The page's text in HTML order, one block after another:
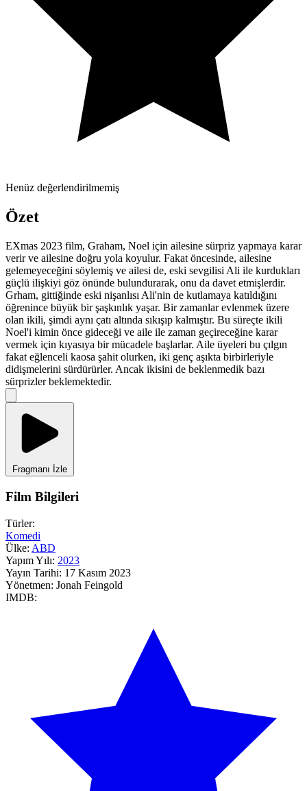
Henüz değerlendirilmemiş
Özet
EXmas 2023 film, Graham, Noel için ailesine sürpriz yapmaya karar
verir ve ailesine doğru yola koyulur. Fakat öncesinde, ailesine
gelemeyeceğini söylemiş ve ailesi de, eski sevgilisi Ali ile kurdukları
güçlü ilişkiyi göz önünde bulundurarak, onu da davet etmişlerdir.
Grham, gittiğinde eski nişanlısı Ali'nin de kutlamaya katıldığını
öğrenince büyük bir şaşkınlık yaşar. Bir zamanlar evlenmek üzere
olan ikili, şimdi aynı çatı altında sıkışıp kalmıştır. Bu süreçte ikili
Noel'i kimin önce gideceği ve aile ile zaman geçireceğine karar
vermek için kıyasıya bir mücadele başlarlar. Aile üyeleri bu çılgın
fakat eğlenceli kaosa şahit olurken, iki genç aşıkta birbirleriyle
didişmelerini sürdürürler. Ancak ikisini de beklenmedik bazı
sürprizler beklemektedir.
Fragmanı İzle
Film Bilgileri
Türler:
Komedi
Ülke: ABD
Yapım Yılı: 2023
Yayın Tarihi: 17 Kasım 2023
Yönetmen: Jonah Feingold
IMDB: